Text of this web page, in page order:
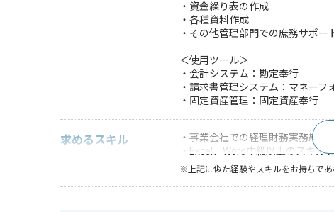
・資金繰り表の作成
・各種資料作成
・その他管理部門での庶務サポー
＜使用ツール＞
・会計システム：勘定奉行
・請求書管理システム：マネーフ
・固定資産管理：固定資産奉行
求めるスキル
・事業会社での経理財務実務経験
・Excel、Word中級以上のスキル
※上記に似た経験やスキルをお持ちで